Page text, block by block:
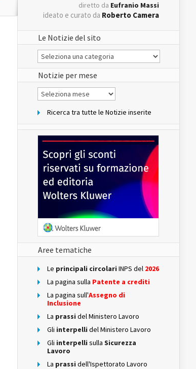
diretto da Eufranio Massi
ideato e curato da Roberto Camera
Le Notizie del sito
Le
Notizie
del
sito
Notizie per mese
Notizie
per
Ricerca tra tutte le Notizie inserite
Aree tematiche
Le principali circolari INPS del 2026
La pagina sulla Patente a crediti
La pagina sull'Assegno di
Inclusione
La prassi del Ministero Lavoro
Gli interpelli del Ministero Lavoro
Gli interpelli sulla Sicurezza
Lavoro
La prassi dell'Ispettorato Lavoro